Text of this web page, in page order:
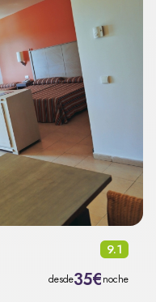
9.1
desde35€noche